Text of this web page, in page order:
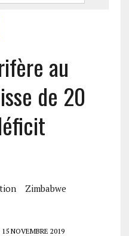
au
de 20
Zimbabwe
15 NOVEMBRE 2019